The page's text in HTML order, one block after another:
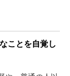
ことを自覚し